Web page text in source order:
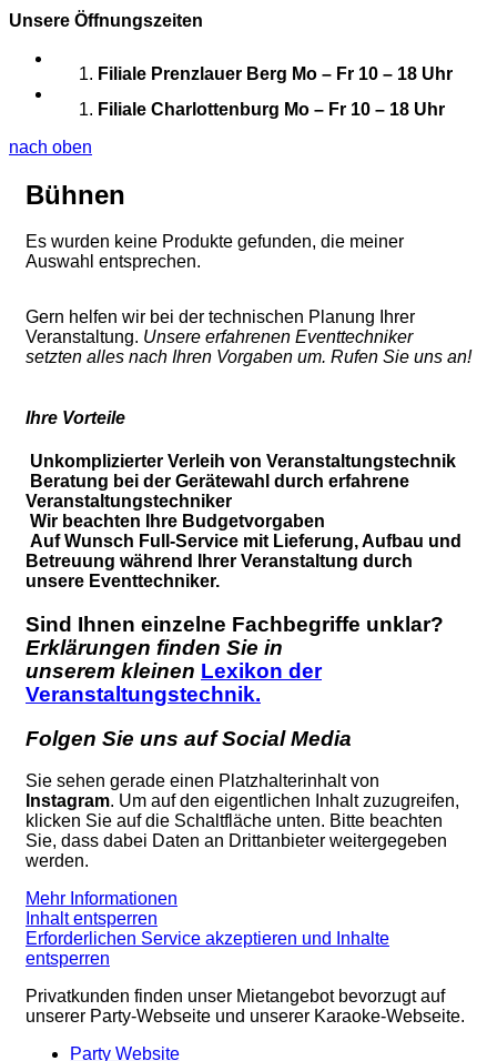
Unsere Öffnungszeiten
Filiale Prenzlauer Berg Mo – Fr 10 – 18 Uhr
Filiale Charlottenburg Mo – Fr 10 – 18 Uhr
nach oben
Bühnen
Es wurden keine Produkte gefunden, die meiner
Auswahl entsprechen.
Gern helfen wir bei der technischen Planung Ihrer
Veranstaltung. Unsere erfahrenen Eventtechniker
setzten alles nach Ihren Vorgaben um. Rufen Sie uns an!
Ihre Vorteile
Unkomplizierter Verleih von Veranstaltungstechnik
Beratung bei der Gerätewahl durch erfahrene
Veranstaltungstechniker
Wir beachten Ihre Budgetvorgaben
Auf Wunsch Full-Service mit Lieferung, Aufbau und
Betreuung während Ihrer Veranstaltung durch
unsere Eventtechniker.
Sind Ihnen einzelne Fachbegriffe unklar?
Erklärungen finden Sie in
unserem kleinen Lexikon der
Veranstaltungstechnik.
Folgen Sie uns auf Social Media
Sie sehen gerade einen Platzhalterinhalt von
Instagram. Um auf den eigentlichen Inhalt zuzugreifen,
klicken Sie auf die Schaltfläche unten. Bitte beachten
Sie, dass dabei Daten an Drittanbieter weitergegeben
werden.
Mehr Informationen
Inhalt entsperren
Erforderlichen Service akzeptieren und Inhalte
entsperren
Privatkunden finden unser Mietangebot bevorzugt auf
unserer Party-Webseite und unserer Karaoke-Webseite.
Party Website